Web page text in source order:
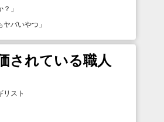
？ 」
ヤバいやつ 」
されている職人
リスト